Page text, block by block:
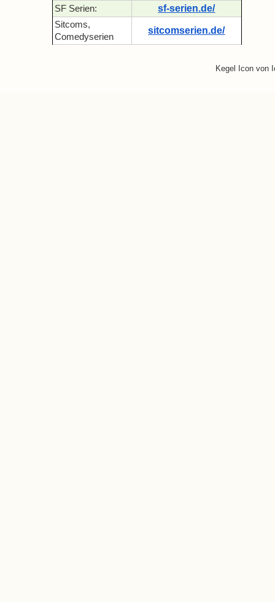
SF Serien: sf-serien.de/
Sitcoms,
Comedyserien
sitcomserien.de/
Kegel Icon von